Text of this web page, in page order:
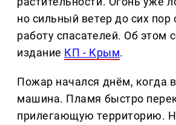
но сильный ветер до сих пор
работу спасателей. Об этом
издание КП - Крым.
Пожар начался днём, когда
машина. Пламя быстро
прилегающую территорию.